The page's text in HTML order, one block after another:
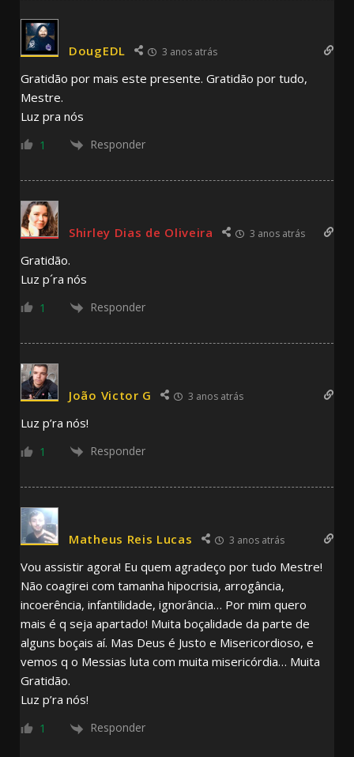
DougEDL 3 anos atrás
Gratidão por mais este presente. Gratidão por tudo,
Mestre.
Luz pra nós
1 Responder
Shirley Dias de Oliveira 3 anos atrás
Gratidão.
Luz p´ra nós
1 Responder
João Victor G 3 anos atrás
Luz p’ra nós!
1 Responder
Matheus Reis Lucas 3 anos atrás
Vou assistir agora! Eu quem agradeço por tudo Mestre!
Não coagirei com tamanha hipocrisia, arrogância,
incoerência, infantilidade, ignorância… Por mim quero
mais é q seja apartado! Muita boçalidade da parte de
alguns boçais aí. Mas Deus é Justo e Misericordioso, e
vemos q o Messias luta com muita misericórdia… Muita
Gratidão.
Luz p’ra nós!
1 Responder